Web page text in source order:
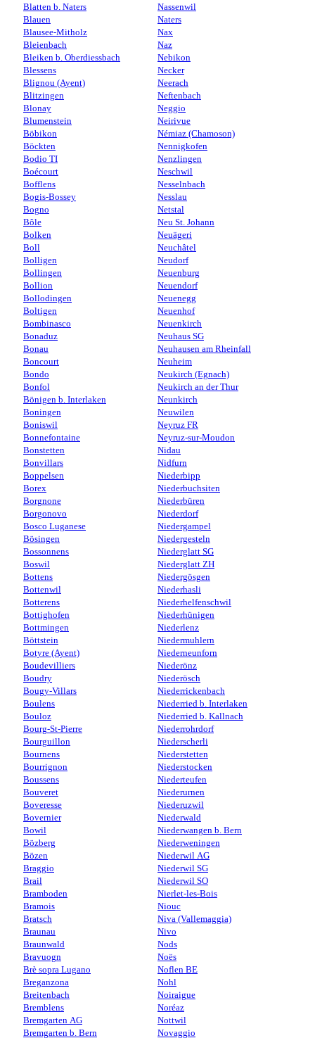
Blatten b. Naters
Blauen
Blausee-Mitholz
Bleienbach
Bleiken b. Oberdiessbach
Blessens
Blignou (Ayent)
Blitzingen
Blonay
Blumenstein
Böbikon
Böckten
Bodio TI
Boécourt
Bofflens
Bogis-Bossey
Bogno
Bôle
Bolken
Boll
Bolligen
Bollingen
Bollion
Bollodingen
Boltigen
Bombinasco
Bonaduz
Bonau
Boncourt
Bondo
Bonfol
Bönigen b. Interlaken
Boningen
Boniswil
Bonnefontaine
Bonstetten
Bonvillars
Boppelsen
Borex
Borgnone
Borgonovo
Bosco Luganese
Bösingen
Bossonnens
Boswil
Bottens
Bottenwil
Botterens
Bottighofen
Bottmingen
Böttstein
Botyre (Ayent)
Boudevilliers
Boudry
Bougy-Villars
Boulens
Bouloz
Bourg-St-Pierre
Bourguillon
Bournens
Bourrignon
Boussens
Bouveret
Boveresse
Bovernier
Bowil
Bözberg
Bözen
Braggio
Brail
Bramboden
Bramois
Bratsch
Braunau
Braunwald
Bravuogn
Brè sopra Lugano
Breganzona
Breitenbach
Bremblens
Bremgarten AG
Bremgarten b. Bern
Nassenwil
Naters
Nax
Naz
Nebikon
Necker
Neerach
Neftenbach
Neggio
Neirivue
Némiaz (Chamoson)
Nennigkofen
Nenzlingen
Neschwil
Nesselnbach
Nesslau
Netstal
Neu St. Johann
Neuägeri
Neuchâtel
Neudorf
Neuenburg
Neuendorf
Neuenegg
Neuenhof
Neuenkirch
Neuhaus SG
Neuhausen am Rheinfall
Neuheim
Neukirch (Egnach)
Neukirch an der Thur
Neunkirch
Neuwilen
Neyruz FR
Neyruz-sur-Moudon
Nidau
Nidfurn
Niederbipp
Niederbuchsiten
Niederbüren
Niederdorf
Niedergampel
Niedergesteln
Niederglatt SG
Niederglatt ZH
Niedergösgen
Niederhasli
Niederhelfenschwil
Niederhünigen
Niederlenz
Niedermuhlern
Niederneunforn
Niederönz
Niederösch
Niederrickenbach
Niederried b. Interlaken
Niederried b. Kallnach
Niederrohrdorf
Niederscherli
Niederstetten
Niederstocken
Niederteufen
Niederurnen
Niederuzwil
Niederwald
Niederwangen b. Bern
Niederweningen
Niederwil AG
Niederwil SG
Niederwil SO
Nierlet-les-Bois
Niouc
Niva (Vallemaggia)
Nivo
Nods
Noës
Noflen BE
Nohl
Noiraigue
Noréaz
Nottwil
Novaggio